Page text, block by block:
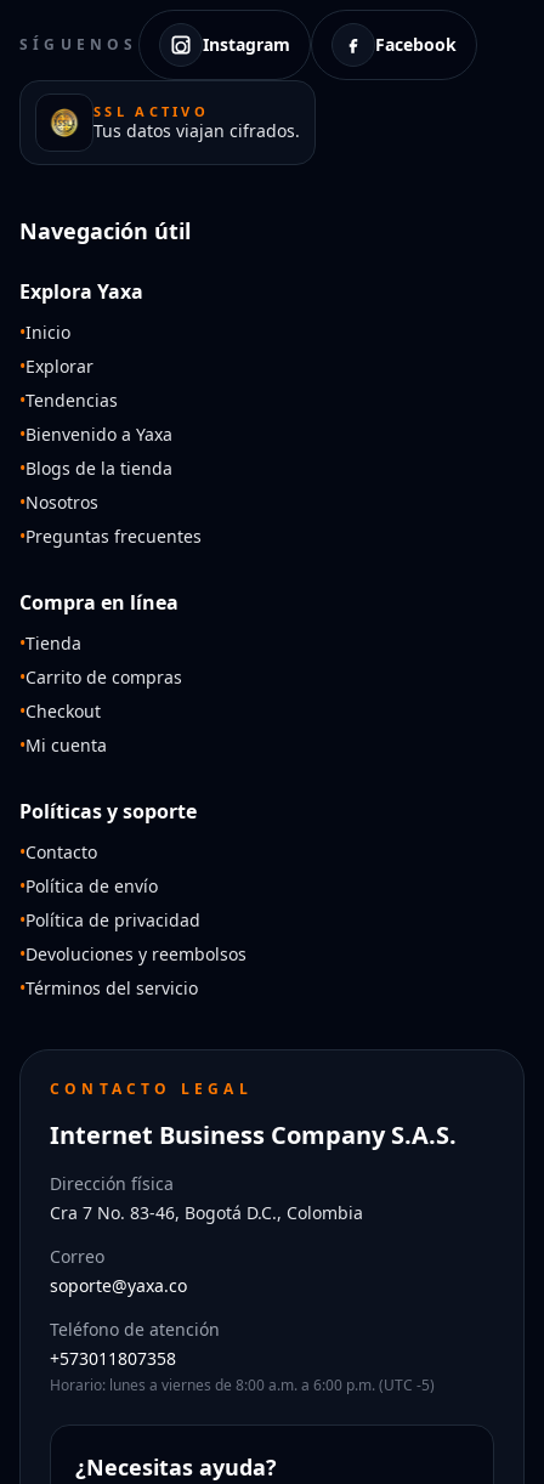
SÍGUENOS Instagram Facebook
SSL ACTIVO
Tus datos viajan cifrados.
Navegación útil
Explora Yaxa
•Inicio
•Explorar
•Tendencias
•Bienvenido a Yaxa
•Blogs de la tienda
•Nosotros
•Preguntas frecuentes
Compra en línea
•Tienda
•Carrito de compras
•Checkout
•Mi cuenta
Políticas y soporte
•Contacto
•Política de envío
•Política de privacidad
•Devoluciones y reembolsos
•Términos del servicio
CONTACTO LEGAL
Internet Business Company S.A.S.
Dirección física
Cra 7 No. 83-46, Bogotá D.C., Colombia
Correo
soporte@yaxa.co
Teléfono de atención
+573011807358
Horario: lunes a viernes de 8:00 a.m. a 6:00 p.m. (UTC -5)
¿Necesitas ayuda?